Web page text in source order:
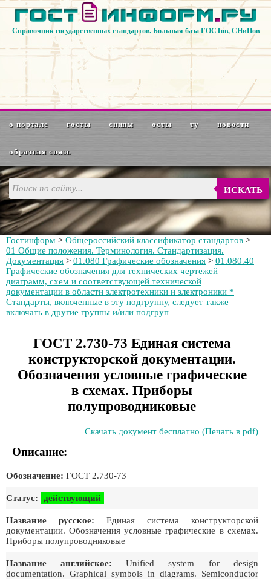
Справочник государственных стандартов. Большая база ГОСТов, СНиПов
о портале госты снипы осты ту новости
обратная связь
ИСКАТЬ
Гостинформ > Общероссийский классификатор стандартов >
01 Общие положения. Терминология. Стандартизация.
Документация > 01.080 Графические обозначения > 01.080.40
Графические обозначения для технических чертежей
диаграмм, схем и соответствующей технической
документации в области электротехники и электроники *
Стандарты, включенные в эту подгруппу, следует также
включать в другие группы и/или подгруп
ГОСТ 2.730-73 Единая система
конструкторской документации.
Обозначения условные графические
в схемах. Приборы
полупроводниковые
Скачать документ бесплатно (Печать в pdf)
Описание:
Обозначение: ГОСТ 2.730-73
Статус: действующий
Название русское: Единая система конструкторской
документации. Обозначения условные графические в схемах.
Приборы полупроводниковые
Название английское: Unified system for design
documentation. Graphical symbols in diagrams. Semiconductor